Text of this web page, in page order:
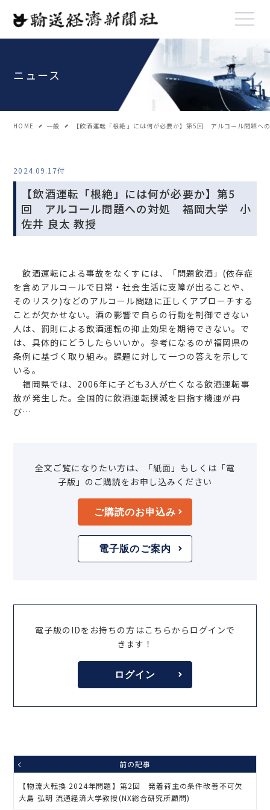
ニュース
HOME 一般 【飲酒運転「根絶」には何が必要か】第5回 アルコール問題
2024.09.17付
【飲酒運転「根絶」には何が必要か】第5
回 アルコール問題への対処 福岡大学 小
佐井 良太 教授
飲酒運転による事故をなくすには、「問題飲酒」(依存症
を含めアルコールで日常・社会生活に支障が出ることや、
そのリスク)などのアルコール問題に正しくアプローチする
ことが欠かせない。酒の影響で自らの行動を制御できない
人は、罰則による飲酒運転の抑止効果を期待できない。で
は、具体的にどうしたらいいか。参考になるのが福岡県の
条例に基づく取り組み。課題に対して一つの答えを示して
いる。
福岡県では、2006年に子ども3人が亡くなる飲酒運転事
故が発生した。全国的に飲酒運転撲滅を目指す機運が再
び…
全文ご覧になりたい方は、「紙面」もしくは「電
子版」のご購読をお申し込みください
ご購読のお申込み
電子版のご案内
電子版のIDをお持ちの方はこちらからログインで
きます！
ログイン
前の記事
【物流大転換 2024年問題】第2回 発着荷主の条件改善不可欠
大島 弘明 流通経済大学教授(NX総合研究所顧問)